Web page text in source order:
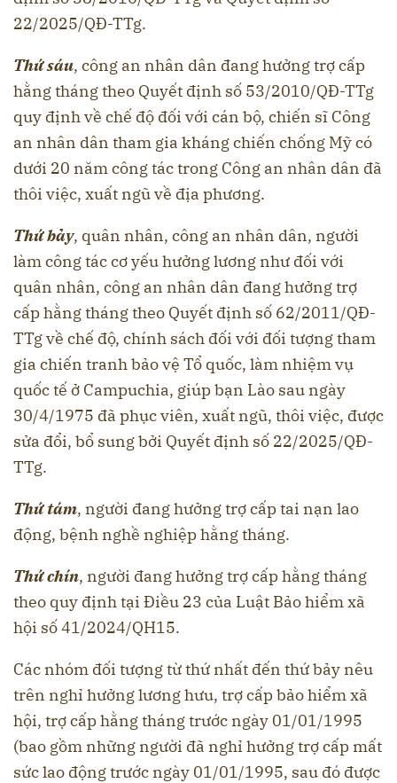
22/2025/QĐ-TTg.
Thứ sáu, công an nhân dân đang hưởng trợ cấp
hằng tháng theo Quyết định số 53/2010/QĐ-TTg
quy định về chế độ đối với cán bộ, chiến sĩ Công
an nhân dân tham gia kháng chiến chống Mỹ có
dưới 20 năm công tác trong Công an nhân dân đã
thôi việc, xuất ngũ về địa phương.
Thứ bảy, quân nhân, công an nhân dân, người
làm công tác cơ yếu hưởng lương như đối với
quân nhân, công an nhân dân đang hưởng trợ
cấp hằng tháng theo Quyết định số 62/2011/QĐ-
TTg về chế độ, chính sách đối với đối tượng tham
gia chiến tranh bảo vệ Tổ quốc, làm nhiệm vụ
quốc tế ở Campuchia, giúp bạn Lào sau ngày
30/4/1975 đã phục viên, xuất ngũ, thôi việc, được
sửa đổi, bổ sung bởi Quyết định số 22/2025/QĐ-
TTg.
Thứ tám, người đang hưởng trợ cấp tai nạn lao
động, bệnh nghề nghiệp hằng tháng.
Thứ chín, người đang hưởng trợ cấp hằng tháng
theo quy định tại Điều 23 của Luật Bảo hiểm xã
hội số 41/2024/QH15.
Các nhóm đối tượng từ thứ nhất đến thứ bảy nêu
trên nghỉ hưởng lương hưu, trợ cấp bảo hiểm xã
hội, trợ cấp hằng tháng trước ngày 01/01/1995
(bao gồm những người đã nghỉ hưởng trợ cấp mất
sức lao động trước ngày 01/01/1995, sau đó được